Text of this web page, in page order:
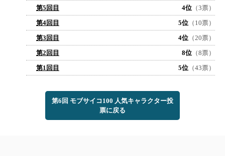
第5回目
4位 （3票）
第4回目
5位 （10票）
第3回目
4位 （20票）
第2回目
8位 （8票）
第1回目
5位 （43票）
第6回 モブサイコ100 人気キャラクター投
票に戻る